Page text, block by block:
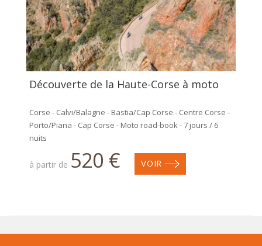
Découverte de la Haute-Corse à moto
Corse - Calvi/Balagne - Bastia/Cap Corse - Centre Corse -
Porto/Piana - Cap Corse - Moto road-book - 7 jours / 6
nuits
à partir de 520 € VOIR